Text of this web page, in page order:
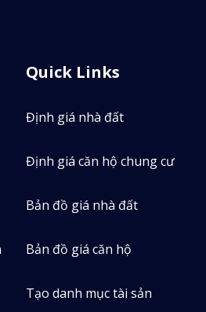
Đào Minh
bán Tin thuê
Quick Links
Định giá nhà đất
Định giá căn hộ chung cư
Bản đồ giá nhà đất
Bản đồ giá căn hộ
Tạo danh mục tài sản